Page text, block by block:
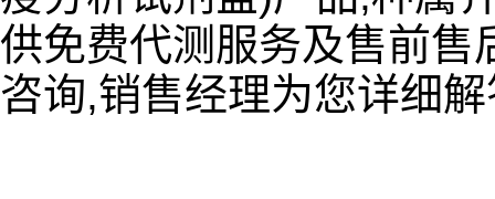
供免费代测服务及售前
咨询,销售经理为您详细